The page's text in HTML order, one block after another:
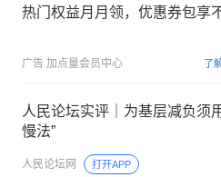
热门权益月月领，优惠券包享
广告 加点量会员中心 了
人民论坛实评｜为基层减负须
慢法”
人民论坛网 打开APP